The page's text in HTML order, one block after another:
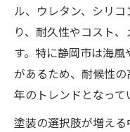
ル、ウレタン、シリ
り、耐久性やコスト
す。特に静岡市は海
があるため、耐候性
年のトレンドとなって
塗装の選択肢が増え